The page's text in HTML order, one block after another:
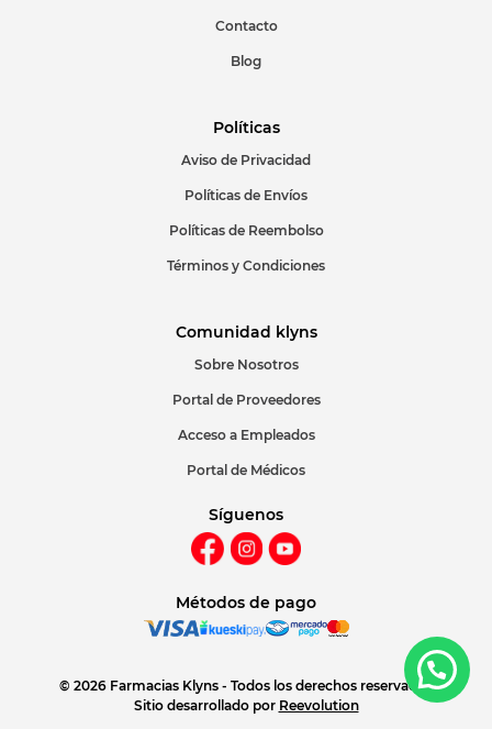
Contacto
Blog
Políticas
Aviso de Privacidad
Políticas de Envíos
Políticas de Reembolso
Términos y Condiciones
Comunidad klyns
Sobre Nosotros
Portal de Proveedores
Acceso a Empleados
Portal de Médicos
Síguenos
Métodos de pago
© 2026 Farmacias Klyns - Todos los derechos reservados
Sitio desarrollado por Reevolution